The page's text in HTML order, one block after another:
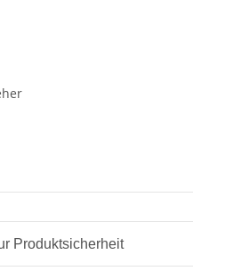
Produktsicherheit